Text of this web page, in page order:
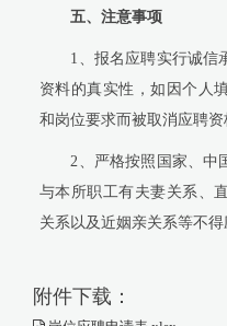
五、注意事项
1、报名应聘实行诚信
资料的真实性，如因个人
和岗位要求而被取消应聘资
2、严格按照国家、中国
与本所职工有夫妻关系、
关系以及近姻亲关系等不得
附件下载：